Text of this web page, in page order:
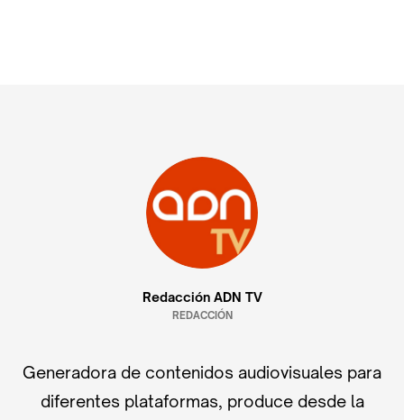
Redacción ADN TV
REDACCIÓN
Generadora de contenidos audiovisuales para
diferentes plataformas, produce desde la